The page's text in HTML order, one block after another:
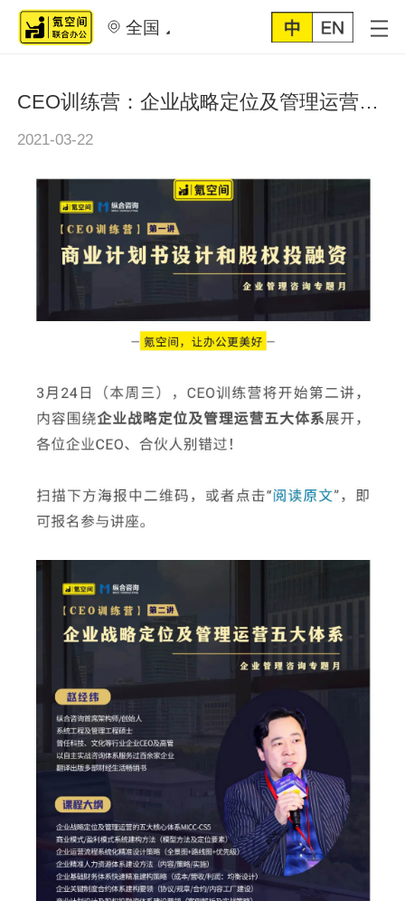
全国
CEO训练营：企业战略定位及管理运营五大体系
2021-03-22